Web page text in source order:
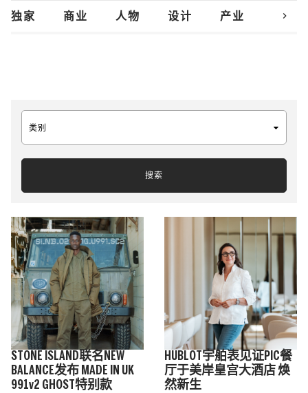
独家 商业 人物 设计 产业 创新
chevron_right
类别
搜索
STONE ISLAND联名NEW
BALANCE发布 MADE IN UK
991v2 GHOST特别款
HUBLOT宇舶表见证PIC餐
厅于美岸皇宫大酒店 焕
然新生